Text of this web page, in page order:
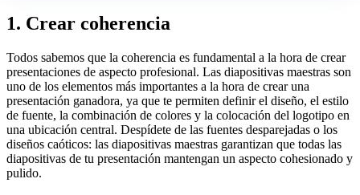
1. Crear coherencia
Todos sabemos que la coherencia es fundamental a la hora de crear
presentaciones de aspecto profesional. Las diapositivas maestras son
uno de los elementos más importantes a la hora de crear una
presentación ganadora, ya que te permiten definir el diseño, el estilo
de fuente, la combinación de colores y la colocación del logotipo en
una ubicación central. Despídete de las fuentes desparejadas o los
diseños caóticos: las diapositivas maestras garantizan que todas las
diapositivas de tu presentación mantengan un aspecto cohesionado y
pulido.